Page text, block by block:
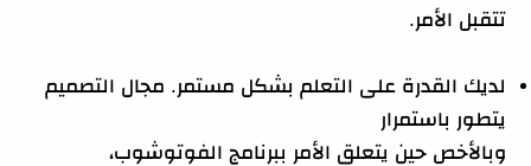
تتقبل الأمر.
لديك القدرة على التعلم بشكل مستمر. مجال التصميم
يتطور باستمرار
وبالأخص حين يتعلق الأمر ببرنامج الفوتوشوب،